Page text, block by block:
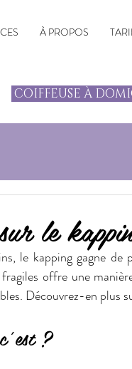
À PROPOS
COIFFEUSE À
le
le kapping gagne
offre une
Découvrez-en plus
?